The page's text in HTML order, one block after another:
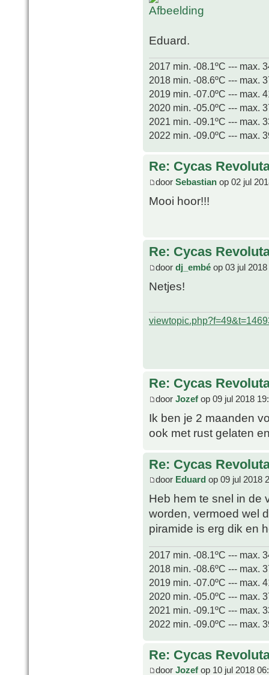
Eduard.
2017 min. -08.1ºC --- max.
2018 min. -08.6ºC --- max.
2019 min. -07.0ºC --- max.
2020 min. -05.0ºC --- max.
2021 min. -09.1ºC --- max.
2022 min. -09.0ºC --- max.
Re: Cycas
door Sebastian op 02 jul
Mooi hoor!!!
Re: Cycas
door dj_embé op 03 jul
Netjes!
Re: Cycas
door Jozef op 09 jul 2018
Ik ben je 2 maanden
ook met rust gelaten
Re: Cycas
door Eduard op 09 jul 2018
Heb hem te snel in de
worden, vermoed wel
piramide is erg dik en
2017 min. -08.1ºC --- max.
2018 min. -08.6ºC --- max.
2019 min. -07.0ºC --- max.
2020 min. -05.0ºC --- max.
2021 min. -09.1ºC --- max.
2022 min. -09.0ºC --- max.
Re: Cycas
door Jozef op 10 jul 2018